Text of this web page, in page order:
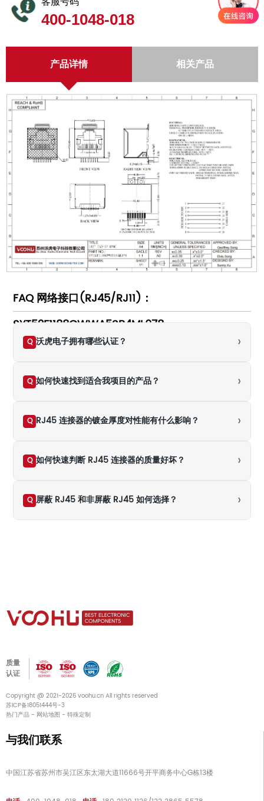
400-1048-018
产品详情 相关产品
FAQ 网络接口(RJ45/RJ11)：
SYT52F1188GWWA5SB4ML078
Q 沃虎电子拥有哪些认证？ ›
Q 如何快速找到适合我项目的产品？ ›
Q RJ45 连接器的镀金厚度对性能有什么影响？ ›
Q 如何快速判断 RJ45 连接器的质量好坏？ ›
Q 屏蔽 RJ45 和非屏蔽 RJ45 如何选择？ ›
质量
认证
Copyright @ 2021-2026 voohu.cn All rights reserved
苏ICP备18051444号-3
热门产品 - 网站地图 - 特殊定制
与我们联系
中国江苏省苏州市吴江区东太湖大道11666号开平商务中心G栋13楼